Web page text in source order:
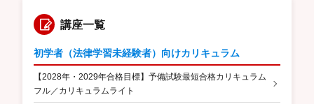
講座一覧
初学者（法律学習未経験者）向けカリキュラム
【2028年・2029年合格目標】予備試験最短合格カリキュラム
フル／カリキュラムライト